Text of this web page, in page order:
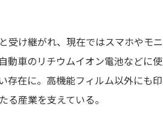
受け継がれ、現在ではスマホやモニ
動車のリチウムイオン電池などに使
存在に。高機能フィルム以外にも印
産業を支えている。